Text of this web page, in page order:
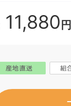
11,880円